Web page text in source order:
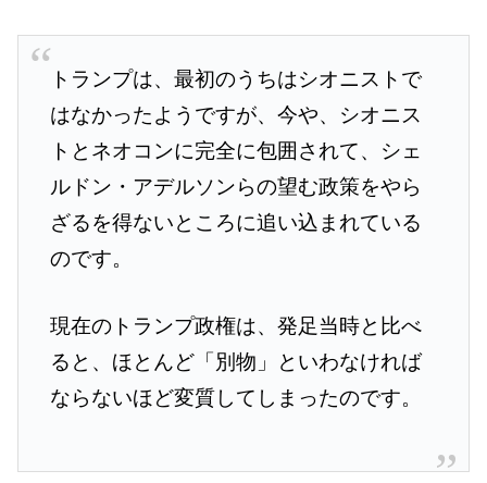
トランプは、最初のうちはシオニストで
はなかったようですが、今や、シオニス
トとネオコンに完全に包囲されて、シェ
ルドン・アデルソンらの望む政策をやら
ざるを得ないところに追い込まれている
のです。
現在のトランプ政権は、発足当時と比べ
ると、ほとんど「別物」といわなければ
ならないほど変質してしまったのです。